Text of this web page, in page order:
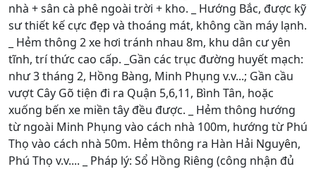
nhà + sân cà phê ngoài trời + kho. _ Hướng Bắc, được kỹ
sư thiết kế cực đẹp và thoáng mát, không cần máy lạnh.
_ Hẻm thông 2 xe hơi tránh nhau 8m, khu dân cư yên
tĩnh, trí thức cao cấp. _Gần các trục đường huyết mạch:
như 3 tháng 2, Hồng Bàng, Minh Phụng v.v...; Gần cầu
vượt Cây Gõ tiện đi ra Quận 5,6,11, Bình Tân, hoặc
xuống bến xe miền tây đều được. _ Hẻm thông hướng
từ ngoài Minh Phụng vào cách nhà 100m, hướng từ Phú
Thọ vào cách nhà 50m. Hẻm thông ra Hàn Hải Nguyên,
Phú Thọ v.v.... _ Pháp lý: Sổ Hồng Riêng (công nhận đủ